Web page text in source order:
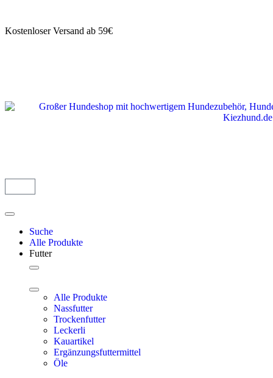
Kostenloser Versand ab 59€
Suche
Alle Produkte
Futter
Alle Produkte
Nassfutter
Trockenfutter
Leckerli
Kauartikel
Ergänzungsfuttermittel
Öle